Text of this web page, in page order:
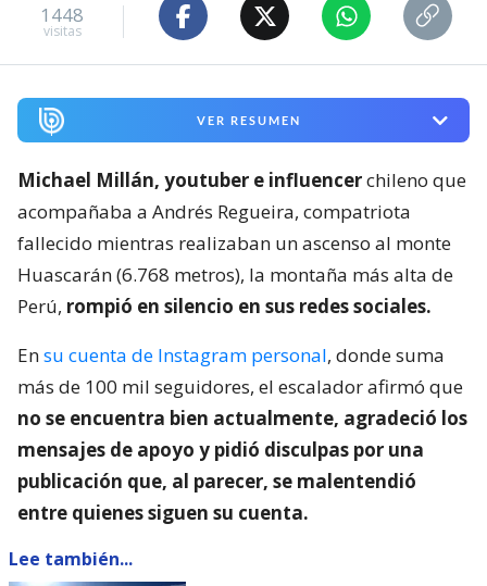
1448
visitas
VER RESUMEN
Michael Millán, youtuber e influencerchileno que
acompañaba a Andrés Regueira, compatriota
fallecido mientras realizaban un ascenso al monte
Huascarán (6.768 metros), la montaña más alta de
Perú, rompió en silencio en sus redes sociales.
Ensu cuenta de Instagram personal, donde suma
más de 100 mil seguidores, el escalador afirmó que
no se encuentra bien actualmente, agradeció los
mensajes de apoyo y pidió disculpas por una
publicación que, al parecer, se malentendió
entre quienes siguen su cuenta.
Lee también...